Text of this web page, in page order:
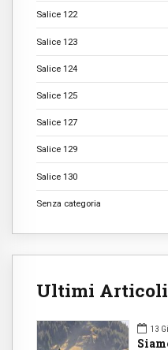
Salice 122
Salice 123
Salice 124
Salice 125
Salice 127
Salice 129
Salice 130
Senza categoria
Ultimi Articoli
13